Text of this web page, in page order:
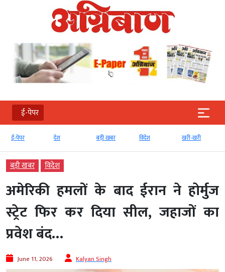
ई-पेपर
ई-पेपर देश बड़ी खबर विदेश खरी-खरी
बड़ी खबर विदेश
अमेरिकी हमलों के बाद ईरान ने होर्मुज
स्ट्रेट फिर कर दिया सील, जहाजों का
प्रवेश बंद…
June 11, 2026 Kalyan Singh